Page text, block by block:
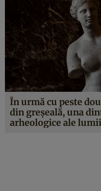
În urmă cu peste
din greşeală, una
arheologice ale lumii